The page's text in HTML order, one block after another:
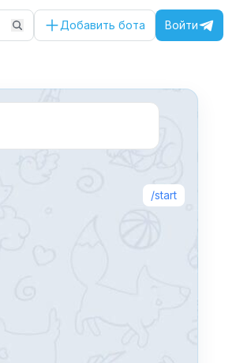
Добавить бота Войти
start